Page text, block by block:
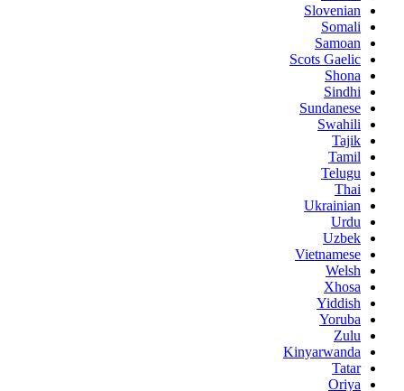
Slovenian
Somali
Samoan
Scots Gaelic
Shona
Sindhi
Sundanese
Swahili
Tajik
Tamil
Telugu
Thai
Ukrainian
Urdu
Uzbek
Vietnamese
Welsh
Xhosa
Yiddish
Yoruba
Zulu
Kinyarwanda
Tatar
Oriya